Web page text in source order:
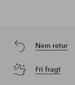
Nem retur
Fri fragt